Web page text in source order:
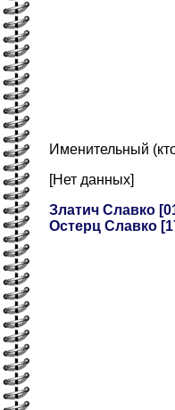
Именительный
[Нет данных]
Златич Славко
Остерц Славко